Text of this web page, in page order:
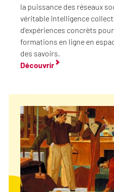
la puissance des réseaux
véritable intelligence
d'expériences concrèts
formations en ligne en
des savoirs.
Découvrir